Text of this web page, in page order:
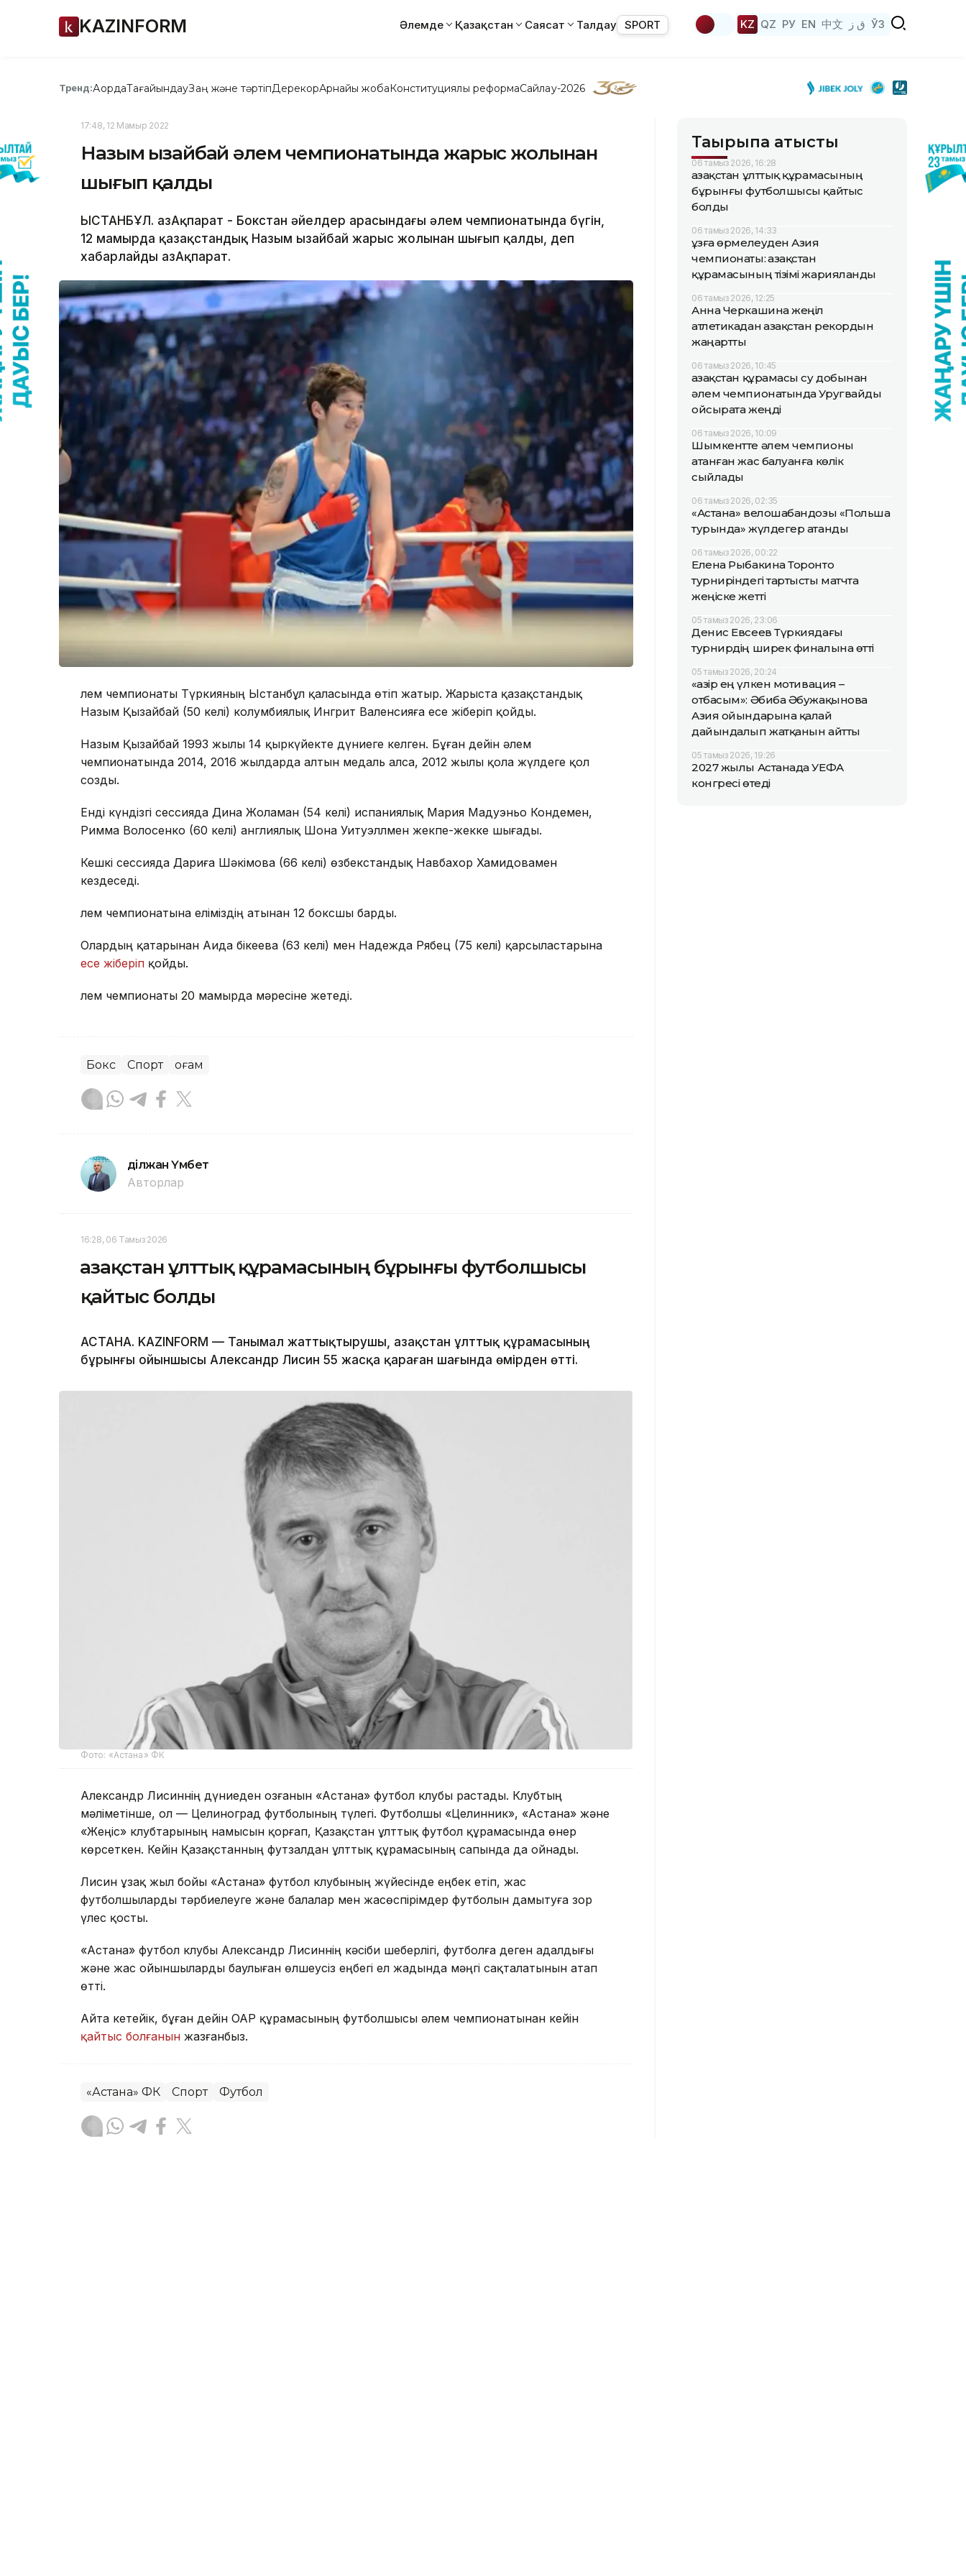
KAZINFORM Әлемде Қазақстан Саясат Талдау SPORT KZ QZ РУ EN 中文 ق ز ЎЗ
Тренд:АқордаТағайындауЗаң және тәртіпДерекқорАрнайы жобаКонституциялық реформаСайлау-2026
17:48, 12 Мамыр 2022
Назым Қызайбай әлем чемпионатында жарыс жолынан
шығып қалды
ЫСТАНБҰЛ. ҚазАқпарат - Бокстан әйелдер арасындағы әлем чемпионатында бүгін,
12 мамырда қазақстандық Назым Қызайбай жарыс жолынан шығып қалды, деп
хабарлайды ҚазАқпарат.
Әлем чемпионаты Түркияның Ыстанбұл қаласында өтіп жатыр. Жарыста қазақстандық
Назым Қызайбай (50 келі) колумбиялық Ингрит Валенсияға есе жіберіп қойды.
Назым Қызайбай 1993 жылы 14 қыркүйекте дүниеге келген. Бұған дейін әлем
чемпионатында 2014, 2016 жылдарда алтын медаль алса, 2012 жылы қола жүлдеге қол
созды.
Енді күндізгі сессияда Дина Жоламан (54 келі) испаниялық Мария Мадуэньо Кондемен,
Римма Волосенко (60 келі) англиялық Шона Уитуэллмен жекпе-жекке шығады.
Кешкі сессияда Дариға Шәкімова (66 келі) өзбекстандық Навбахор Хамидовамен
кездеседі.
Әлем чемпионатына еліміздің атынан 12 боксшы барды.
Олардың қатарынан Аида Әбікеева (63 келі) мен Надежда Рябец (75 келі) қарсыластарына
есе жіберіп қойды.
Әлем чемпионаты 20 мамырда мәресіне жетеді.
Бокс Спорт Қоғам
Әділжан Үмбет
Авторлар
16:28, 06 Тамыз 2026
Қазақстан ұлттық құрамасының бұрынғы футболшысы
қайтыс болды
АСТАНА. KAZINFORM — Танымал жаттықтырушы, Қазақстан ұлттық құрамасының
бұрынғы ойыншысы Александр Лисин 55 жасқа қараған шағында өмірден өтті.
Фото: «Астана» ФК
Александр Лисиннің дүниеден озғанын «Астана» футбол клубы растады. Клубтың
мәліметінше, ол — Целиноград футболының түлегі. Футболшы «Целинник», «Астана» және
«Жеңіс» клубтарының намысын қорғап, Қазақстан ұлттық футбол құрамасында өнер
көрсеткен. Кейін Қазақстанның футзалдан ұлттық құрамасының сапында да ойнады.
Лисин ұзақ жыл бойы «Астана» футбол клубының жүйесінде еңбек етіп, жас
футболшыларды тәрбиелеуге және балалар мен жасөспірімдер футболын дамытуға зор
үлес қосты.
«Астана» футбол клубы Александр Лисиннің кәсіби шеберлігі, футболға деген адалдығы
және жас ойыншыларды баулыған өлшеусіз еңбегі ел жадында мәңгі сақталатынын атап
өтті.
Айта кетейік, бұған дейін ОАР құрамасының футболшысы әлем чемпионатынан кейін
қайтыс болғанын жазғанбыз.
«Астана» ФК Спорт Футбол
Тақырыпқа қатысты
06 тамыз 2026, 16:28
Қазақстан ұлттық құрамасының
бұрынғы футболшысы қайтыс
болды
06 тамыз 2026, 14:33
Құзға өрмелеуден Азия
чемпионаты: Қазақстан
құрамасының тізімі жарияланды
06 тамыз 2026, 12:25
Анна Черкашина жеңіл
атлетикадан Қазақстан рекордын
жаңартты
06 тамыз 2026, 10:45
Қазақстан құрамасы су добынан
әлем чемпионатында Уругвайды
ойсырата жеңді
06 тамыз 2026, 10:09
Шымкентте әлем чемпионы
атанған жас балуанға көлік
сыйлады
06 тамыз 2026, 02:35
«Астана» велошабандозы «Польша
турында» жүлдегер атанды
06 тамыз 2026, 00:22
Елена Рыбакина Торонто
турниріндегі тартысты матчта
жеңіске жетті
05 тамыз 2026, 23:06
Денис Евсеев Түркиядағы
турнирдің ширек финалына өтті
05 тамыз 2026, 20:24
«Қазір ең үлкен мотивация –
отбасым»: Әбиба Әбужақынова
Азия ойындарына қалай
дайындалып жатқанын айтты
05 тамыз 2026, 19:26
2027 жылы Астанада УЕФА
конгресі өтеді